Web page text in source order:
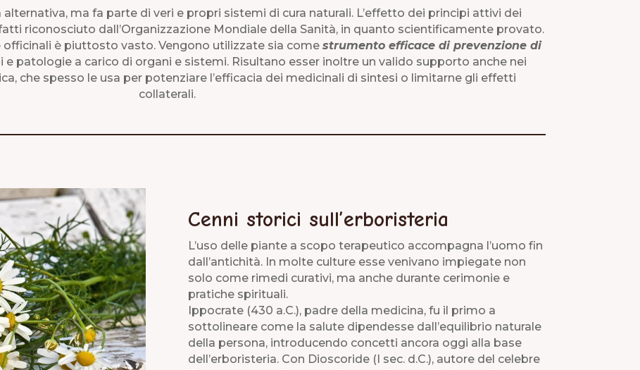
alternativa, ma fa parte di veri e propri sistemi di cura naturali. L’effetto dei principi attivi dei
riconosciuto dall’Organizzazione Mondiale della Sanità, in quanto scientificamente provato.
è piuttosto vasto. Vengono utilizzate sia come strumento efficace di prevenzione di
e patologie a carico di organi e sistemi. Risultano esser inoltre un valido supporto anche nei
che spesso le usa per potenziare l’efficacia dei medicinali di sintesi o limitarne gli effetti
collaterali.
Cenni storici sull’erboristeria
L’uso delle piante a scopo terapeutico accompagna l’uomo fin
dall’antichità. In molte culture esse venivano impiegate non
solo come rimedi curativi, ma anche durante cerimonie e
pratiche spirituali.
Ippocrate (430 a.C.), padre della medicina, fu il primo a
sottolineare come la salute dipendesse dall’equilibrio naturale
della persona, introducendo concetti ancora oggi alla base
dell’erboristeria. Con Dioscoride (I sec. d.C.), autore del celebre